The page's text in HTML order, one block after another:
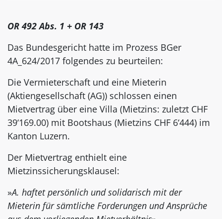
OR 492 Abs. 1 + OR 143
Das Bundesgericht hatte im Prozess BGer
4A_624/2017 folgendes zu beurteilen:
Die Vermieterschaft und eine Mieterin
(Aktiengesellschaft (AG)) schlossen einen
Mietvertrag über eine Villa (Mietzins: zuletzt CHF
39‘169.00) mit Bootshaus (Mietzins CHF 6‘444) im
Kanton Luzern.
Der Mietvertrag enthielt eine
Mietzinssicherungsklausel:
»A. haftet persönlich und solidarisch mit der
Mieterin für sämtliche Forderungen und Ansprüche